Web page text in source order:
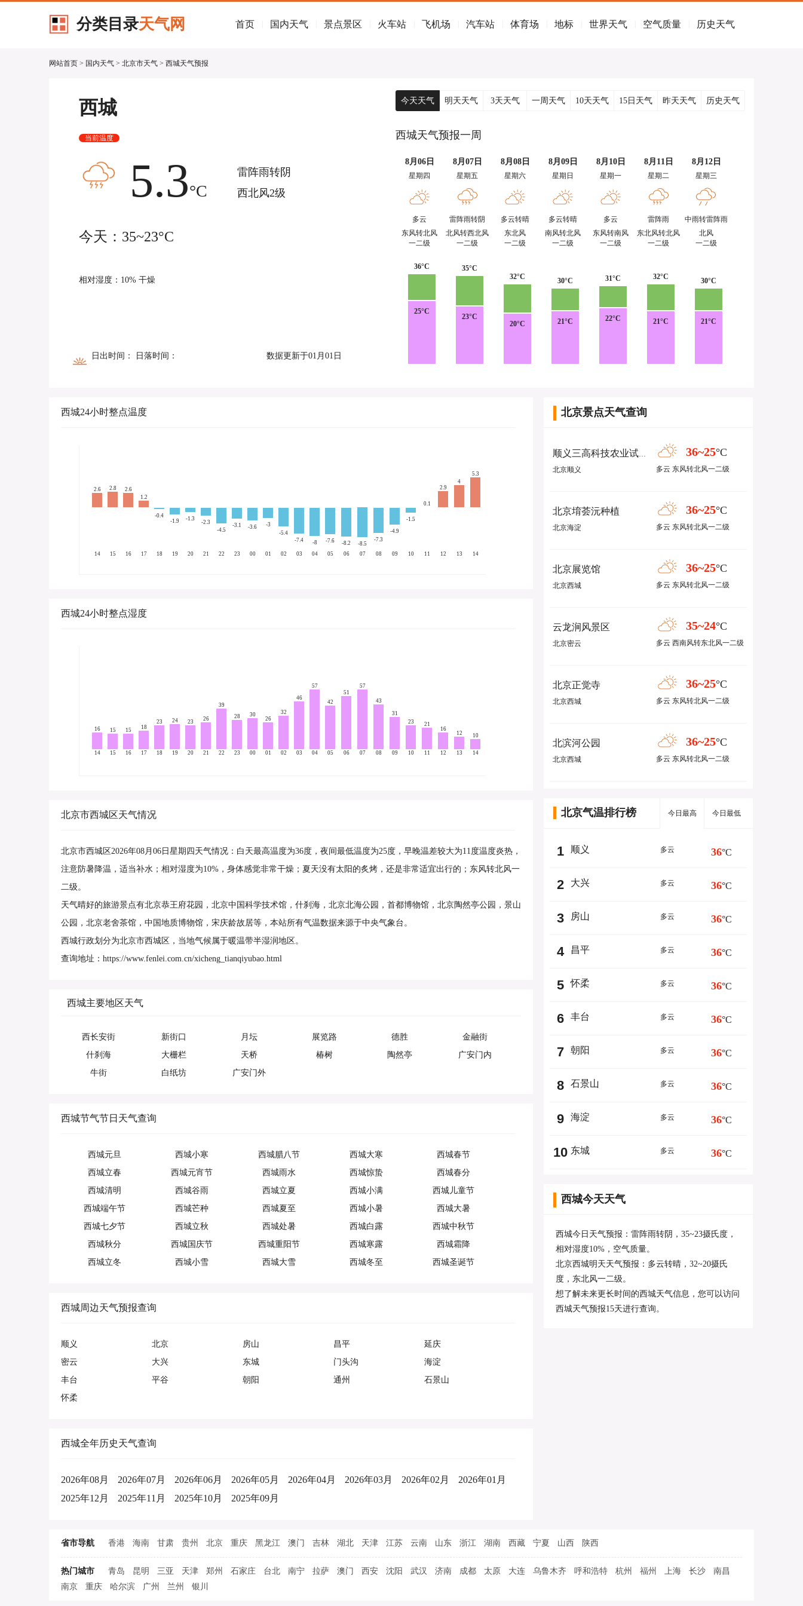
分类目录天气网 首页 国内天气 景点景区 火车站 飞机场 汽车站 体育场 地标 世界天气 空气质量 历史天气
网站首页 > 国内天气 > 北京市天气 > 西城天气预报
西城
当前温度
5.3°C
雷阵雨转阴
西北风2级
今天：35~23°C
相对湿度：10% 干燥
日出时间： 日落时间： 数据更新于01月01日
今天天气 明天天气 3天天气 一周天气 10天天气 15日天气 昨天天气 历史天气
西城天气预报一周
8月06日 8月07日 8月08日 8月09日 8月10日 8月11日 8月12日
星期四 星期五 星期六 星期日 星期一 星期二 星期三
多云 雷阵雨转阴 多云转晴 多云转晴 多云 雷阵雨
中雨转雷阵雨
东风转北风
一二级
北风转西北风
一二级
东北风
一二级
南风转北风
一二级
东风转南风
一二级
东北风转北风
一二级
北风
一二级
36°C
25°C
35°C
23°C
32°C
20°C
30°C
21°C
31°C
22°C
32°C
21°C
30°C
21°C
西城24小时整点温度
2.6
14
2.8
15
2.6
16
1.2
17
-0.4
18
-1.9
19
-1.3
20
-2.3
21
-4.5
22
-3.1
23
-3.6
00
-3
01
-5.4
02
-7.4
03
-8
04
-7.6
05
-8.2
06
-8.5
07
-7.3
08
-4.9
09
-1.5
10
0.1
11
2.9
12
4
13
5.3
14
西城24小时整点湿度
16
14
15
15
15
16
18
17
23
18
24
19
23
20
26
21
39
22
28
23
30
00
26
01
32
02
46
03
57
04
42
05
51
06
57
07
43
08
31
09
23
10
21
11
16
12
12
13
10
14
北京市西城区天气情况
北京市西城区2026年08月06日星期四天气情况：白天最高温度为36度，夜间最低温度为25度，早晚温差较大为11度温度炎热，
注意防暑降温，适当补水；相对湿度为10%，身体感觉非常干燥；夏天没有太阳的炙烤，还是非常适宜出行的；东风转北风一
二级。
天气晴好的旅游景点有北京恭王府花园，北京中国科学技术馆，什刹海，北京北海公园，首都博物馆，北京陶然亭公园，景山
公园，北京老舍茶馆，中国地质博物馆，宋庆龄故居等，本站所有气温数据来源于中央气象台。
西城行政划分为北京市西城区，当地气候属于暖温带半湿润地区。
查询地址：https://www.fenlei.com.cn/xicheng_tianqiyubao.html
西城主要地区天气
西长安街 新街口 月坛 展览路 德胜
金融街
什刹海
大栅栏 天桥 椿树 陶然亭
广安门内
牛街
白纸坊 广安门外
西城节气节日天气查询
西城元旦 西城小寒 西城腊八节 西城大寒
西城春节
西城立春
西城元宵节 西城雨水 西城惊蛰
西城春分
西城清明
西城谷雨 西城立夏 西城小满
西城儿童节
西城端午节
西城芒种 西城夏至 西城小暑
西城大暑
西城七夕节
西城立秋 西城处暑 西城白露
西城中秋节
西城秋分
西城国庆节 西城重阳节 西城寒露
西城霜降
西城立冬
西城小雪 西城大雪 西城冬至 西城圣诞节
西城周边天气预报查询
顺义 北京 房山 昌平
延庆
密云
大兴 东城 门头沟
海淀
丰台
平谷 朝阳 通州
石景山
怀柔
西城全年历史天气查询
2026年08月 2026年07月 2026年06月 2026年05月 2026年04月 2026年03月 2026年02月
2026年01月
2025年12月
2025年11月 2025年10月 2025年09月
北京景点天气查询
顺义三高科技农业试验示范区
北京顺义
36~25°C
多云 东风转北风一二级
北京堉荟沅种植
北京海淀
36~25°C
多云 东风转北风一二级
北京展览馆
北京西城
36~25°C
多云 东风转北风一二级
云龙涧风景区
北京密云
35~24°C
多云 西南风转东北风一二级
北京正觉寺
北京西城
36~25°C
多云 东风转北风一二级
北滨河公园
北京西城
36~25°C
多云 东风转北风一二级
北京气温排行榜 今日最高 今日最低
1 顺义 多云 36°C
2 大兴 多云 36°C
3 房山 多云 36°C
4 昌平 多云 36°C
5 怀柔 多云 36°C
6 丰台 多云 36°C
7 朝阳 多云 36°C
8 石景山 多云 36°C
9 海淀 多云 36°C
10 东城 多云 36°C
西城今天天气
西城今日天气预报：雷阵雨转阴，35~23摄氏度，
相对湿度10%，空气质量。
北京西城明天天气预报：多云转晴，32~20摄氏
度，东北风一二级。
想了解未来更长时间的西城天气信息，您可以访问
西城天气预报15天进行查询。
省市导航 香港 海南 甘肃 贵州 北京 重庆 黑龙江 澳门 吉林 湖北 天津 江苏 云南 山东 浙江 湖南 西藏 宁夏 山西 陕西
热门城市 青岛 昆明 三亚 天津 郑州 石家庄 台北 南宁 拉萨 澳门 西安 沈阳 武汉 济南 成都 太原 大连 乌鲁木齐 呼和浩特 杭州 福州 上海 长沙
南昌
南京
重庆 哈尔滨 广州 兰州 银川